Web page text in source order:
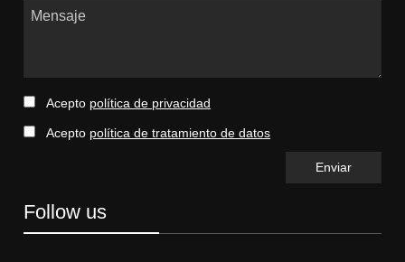
Mensaje
Acepto política de privacidad
Acepto política de tratamiento de datos
Follow us